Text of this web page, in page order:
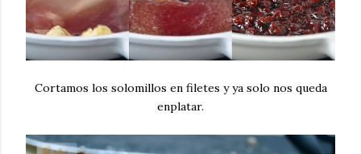
Cortamos los solomillos en filetes y ya solo nos queda
enplatar.